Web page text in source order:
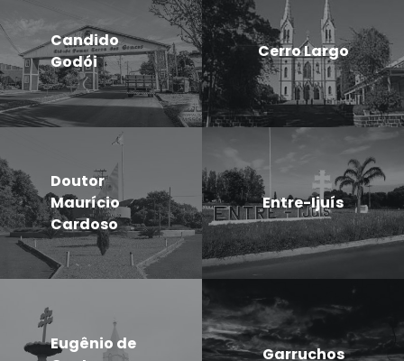
Candido
Godói
Cerro Largo
Doutor
Maurício
Cardoso
Entre-Ijuís
Eugênio de
Garruchos